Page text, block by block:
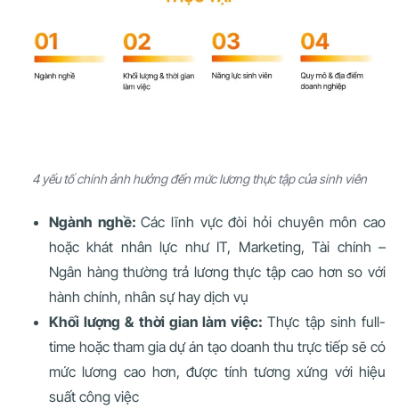
4 yếu tố chính ảnh hưởng đến mức lương thực tập của sinh viên
Ngành nghề:Các lĩnh vực đòi hỏi chuyên môn cao
hoặc khát nhân lực như IT, Marketing, Tài chính –
Ngân hàng thường trả lương thực tập cao hơn so với
hành chính, nhân sự hay dịch vụ
Khối lượng & thời gian làm việc:Thực tập sinh full-
time hoặc tham gia dự án tạo doanh thu trực tiếp sẽ có
mức lương cao hơn, được tính tương xứng với hiệu
suất công việc